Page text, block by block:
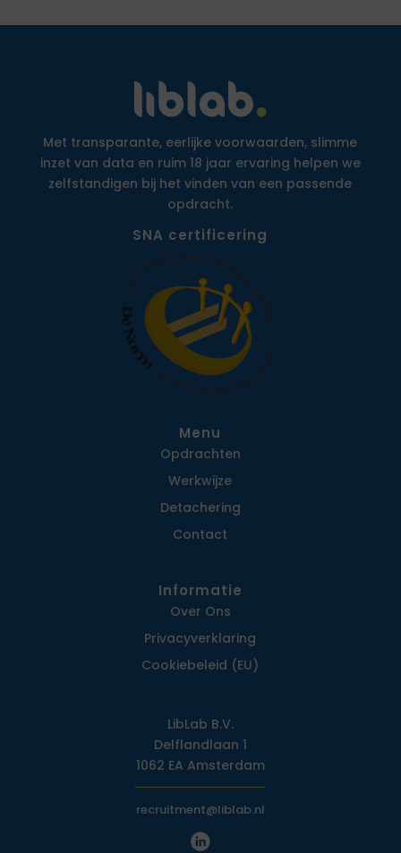
Met transparante, eerlijke voorwaarden, slimme
inzet van data en ruim 18 jaar ervaring helpen we
zelfstandigen bij het vinden van een passende
opdracht.
SNA certificering
Menu
Opdrachten
Werkwijze
Detachering
Contact
Informatie
Over Ons
Privacy­verklaring
Cookiebeleid (EU)
LibLab B.V.
Delflandlaan 1
1062 EA Amsterdam
recruitment@liblab.nl